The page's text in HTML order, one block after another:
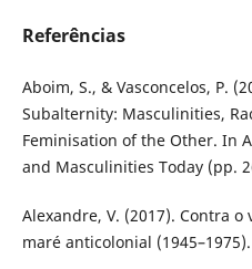
Referências
Aboim, S., & Vasconcelos, P.
Subalternity: Masculinities,
Feminisation of the Other. In
and Masculinities Today (pp.
Alexandre, V. (2017). Contra
maré anticolonial